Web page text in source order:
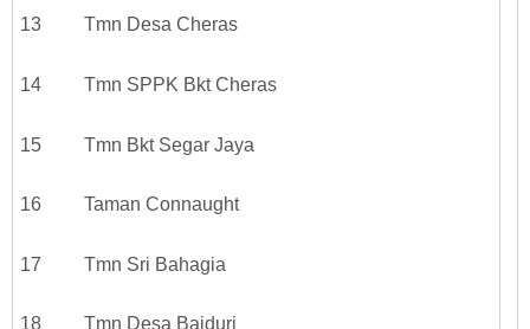
13 Tmn Desa Cheras
14 Tmn SPPK Bkt Cheras
15 Tmn Bkt Segar Jaya
16 Taman Connaught
17 Tmn Sri Bahagia
18 Tmn Desa Baiduri